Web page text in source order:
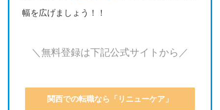
幅を広げましょう！！
＼無料登録は下記公式サイトから／
関西での転職なら「リニューケア」